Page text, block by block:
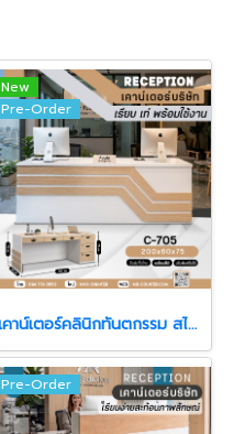
New
Pre-Order
เคาน์เตอร์คลินิกทันตกรรม สไตล์ Modern
Pre-Order